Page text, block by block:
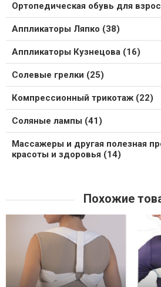
Ортопедическая обувь для
Аппликаторы Ляпко (38)
Аппликаторы Кузнецова (16)
Солевые грелки (25)
Компрессионный трикотаж (22)
Соляные лампы (41)
Массажеры и другая полезная
красоты и здоровья (14)
Похожие